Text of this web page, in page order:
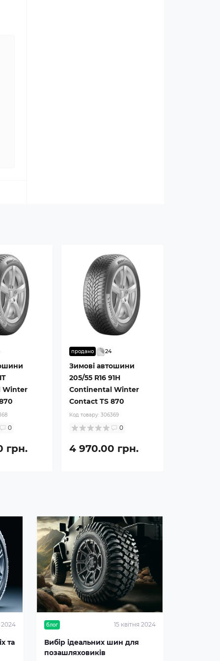
Winter
0
грн.
продано 24
Зимові автошини
205/55 R16 91H
Continental Winter
Contact TS 870
Код товару: 306369
0
4 970.00 грн.
2024
та
блог 15 квітня 2024
Вибір ідеальних шин для
позашляховиків